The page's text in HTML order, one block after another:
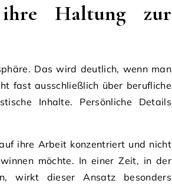
Haltung zur
Das wird deutlich, wenn man
fast ausschließlich über berufliche
Inhalte. Persönliche Details
ihre Arbeit konzentriert und nicht
möchte. In einer Zeit, in der
wirkt dieser Ansatz besonders